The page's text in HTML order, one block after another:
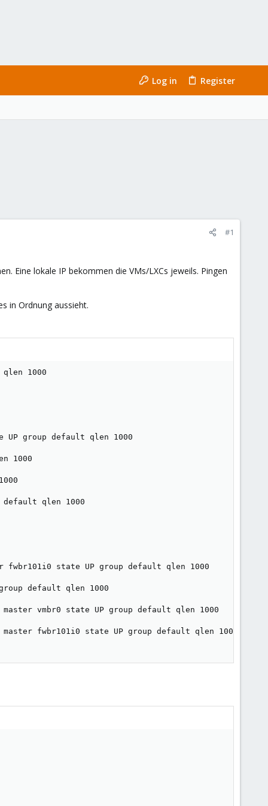
Log in Register
#1
Eine lokale IP bekommen die VMs/LXCs jeweils. Pingen
in Ordnung aussieht.
qlen 1000
UP group default qlen 1000
1000
default qlen 1000
fwbr101i0 state UP group default qlen 1000
group default qlen 1000
master vmbr0 state UP group default qlen 1000
master fwbr101i0 state UP group default qlen 1000